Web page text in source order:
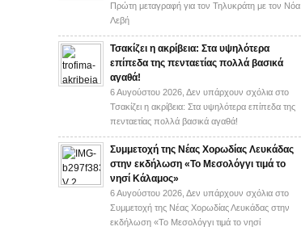
Πρώτη μεταγραφή για τον Τηλυκράτη με τον Νόα
Λεβή
Τσακίζει η ακρίβεια: Στα υψηλότερα
επίπεδα της πενταετίας πολλά βασικά
αγαθά!
6 Αυγούστου 2026, Δεν υπάρχουν σχόλια στο
Τσακίζει η ακρίβεια: Στα υψηλότερα επίπεδα της
πενταετίας πολλά βασικά αγαθά!
Συμμετοχή της Νέας Χορωδίας Λευκάδας
στην εκδήλωση «Το Μεσολόγγι τιμά το
νησί Κάλαμος»
6 Αυγούστου 2026, Δεν υπάρχουν σχόλια στο
Συμμετοχή της Νέας Χορωδίας Λευκάδας στην
εκδήλωση «Το Μεσολόγγι τιμά το νησί